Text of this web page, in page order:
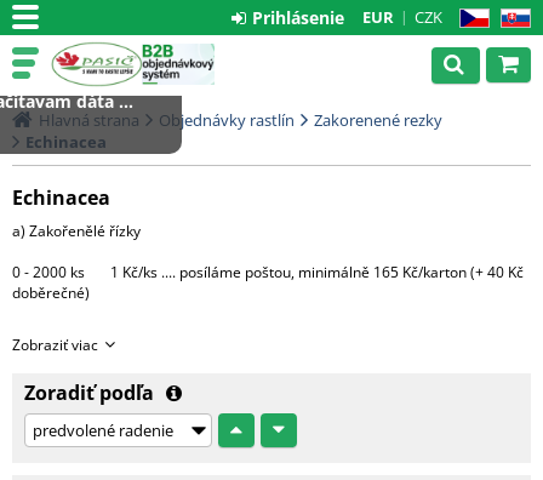
CZ SK
EUR CZK
Prihlásenie
Hlavná strana Objednávky rastlín
Zakorenené rezky
Echinacea
Echinacea
a) Zakořenělé řízky
0 - 2000 ks 1 Kč/ks .... posíláme poštou, minimálně 165 Kč/karton (+ 40 Kč
doběrečné)
Každá další započatá paleta + 3000 Kč
Zobraziť viac
Zoradiť podľa
dáta ...